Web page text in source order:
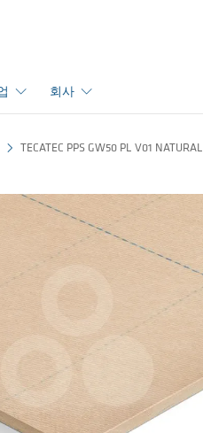
회사
TECATEC PPS GW50 PL V01 NATURAL